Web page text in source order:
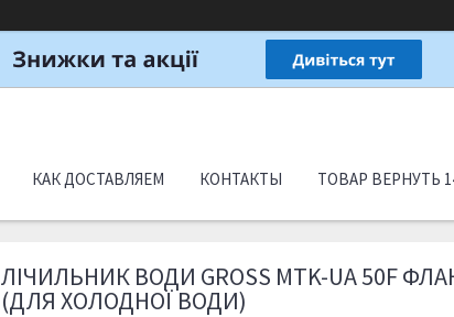
КАК ДОСТАВЛЯЕМ КОНТАКТЫ ТОВАР ВЕРНУТЬ
ЛІЧИЛЬНИК ВОДИ GROSS MTK-UA 50F
(ДЛЯ ХОЛОДНОЇ ВОДИ)